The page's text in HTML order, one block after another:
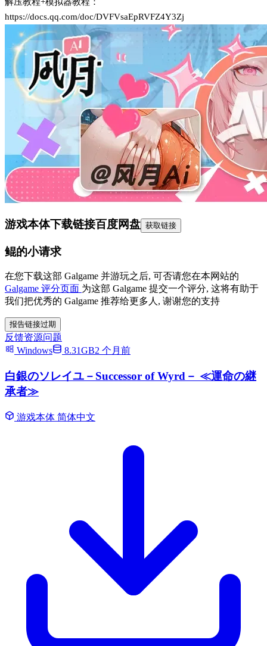
https://docs.qq.com/doc/DVFVsaEpRVFZ4Y3Zj
游戏本体下载链接百度网盘 获取链接
鲲的小请求
在您下载这部 Galgame 并游玩之后, 可否请您在本网站的
Galgame 评分页面 为这部 Galgame 提交一个评分, 这将有助于
我们把优秀的 Galgame 推荐给更多人, 谢谢您的支持
报告链接过期
反馈资源问题
Windows
8.31GB2 个月前
白銀のソレイユ－Successor of Wyrd－ ≪運命の継
承者≫
游戏本体 简体中文